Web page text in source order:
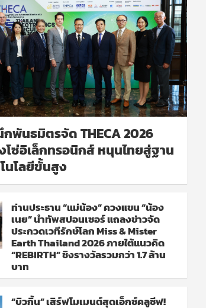
กพันธมิตรจัด THECA 2026
โซ่อิเล็กทรอนิกส์ หนุนไทยสู่ฐาน
นโลยีขั้นสูง
ท่านประธาน “แม่น้อง” ควงแขน “น้อง
เนย” นำทัพสปอนเซอร์ แถลงข่าวจัด
ประกวดเวทีรักษ์โลก Miss & Mister
Earth Thailand 2026 ภายใต้แนวคิด
“REBIRTH” ชิงรางวัลรวมกว่า 1.7 ล้าน
บาท
“บิวกิ้น” เสิร์ฟโมเมนต์สุดเอ็กซ์คลูซีฟ!